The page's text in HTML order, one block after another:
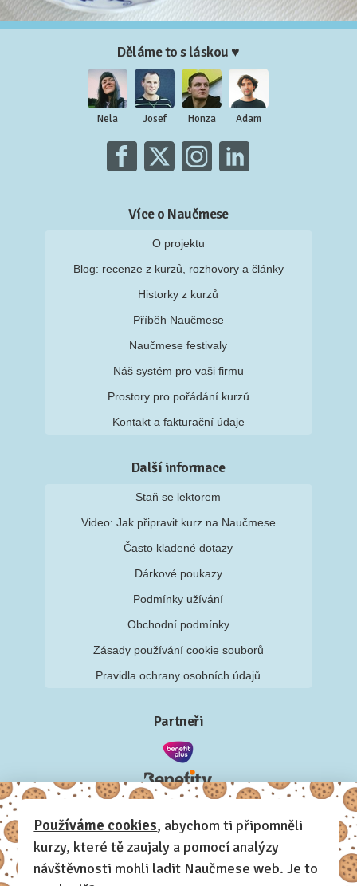
Děláme to s láskou ♥
Nela Josef Honza Adam
Více o Naučmese
O projektu
Blog: recenze z kurzů, rozhovory a články
Historky z kurzů
Příběh Naučmese
Naučmese festivaly
Náš systém pro vaši firmu
Prostory pro pořádání kurzů
Kontakt a fakturační údaje
Další informace
Staň se lektorem
Video: Jak připravit kurz na Naučmese
Často kladené dotazy
Dárkové poukazy
Podmínky užívání
Obchodní podmínky
Zásady používání cookie souborů
Pravidla ochrany osobních údajů
Partneři
Používáme cookies, abychom ti připomněli
kurzy, které tě zaujaly a pomocí analýzy
návštěvnosti mohli ladit Naučmese web. Je to